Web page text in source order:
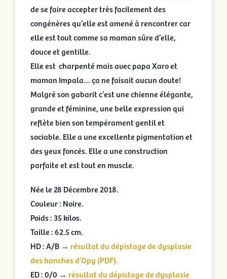
de se faire accepter très facilement des
congénères qu’elle est amené à rencontrer car
elle est tout comme sa maman sûre d’elle,
douce et gentille.
Elle est charpenté mais avec papa Xaro et
maman Impala… ça ne faisait aucun doute!
Malgré son gabarit c’est une chienne élégante,
grande et féminine, une belle expression qui
reflète bien son tempérament gentil et
sociable. Elle a une excellente pigmentation et
des yeux foncés. Elle a une construction
parfaite et est tout en muscle.
Née le 28 Décembre 2018.
Couleur : Noire.
Poids : 35 kilos.
Taille : 62.5 cm.
HD : A/B → résultat du dépistage de dysplasie
des hanches d’Opy (PDF).
ED : 0/0 → résultat du dépistage de dysplasie